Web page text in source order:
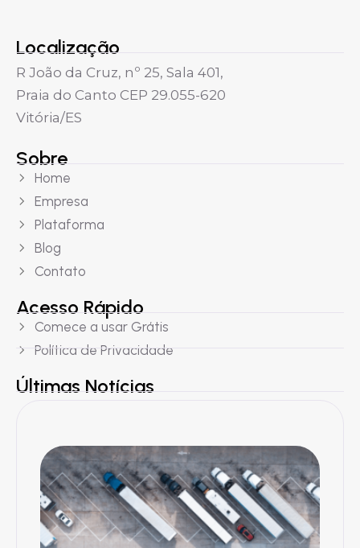
Localização
R João da Cruz, nº 25, Sala 401,
Praia do Canto CEP 29.055-620
Vitória/ES
Sobre
Home
Empresa
Plataforma
Blog
Contato
Acesso Rápido
Comece a usar Grátis
Política de Privacidade
Últimas Notícias